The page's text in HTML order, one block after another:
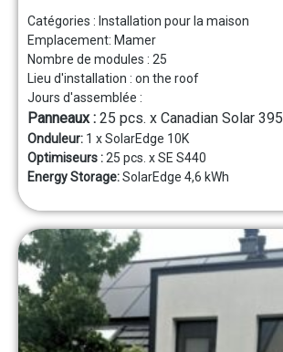
Catégories : Installation pour la maison
Emplacement: Mamer
Nombre de modules : 25
Lieu d'installation : on the roof
Jours d'assemblée :
Panneaux : 25 pcs. x Canadian Solar 395
Onduleur: 1 x SolarEdge 10K
Optimiseurs :25 pcs. x SE S440
Energy Storage:SolarEdge 4,6 kWh